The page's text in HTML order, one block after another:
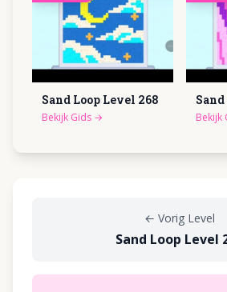
Sand Loop Level 268
Bekijk Gids → Bekijk
← Vorig Level
Sand Loop Level